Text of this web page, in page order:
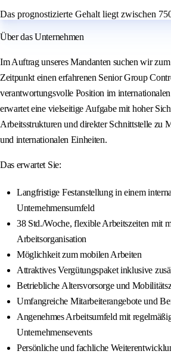
Das prognostizierte Gehalt liegt zwischen
Über das Unternehmen
Im Auftrag unseres Mandanten suchen wir
Zeitpunkt einen erfahrenen Senior Group
verantwortungsvolle Position im
erwartet eine vielseitige Aufgabe mit hoher
Arbeitsstrukturen und direkter Schnittstelle zu
und internationalen Einheiten.
Das erwartet Sie:
Langfristige Festanstellung in einem
Unternehmensumfeld
38 Std./Woche, flexible Arbeitszeiten mit
Arbeitsorganisation
Möglichkeit zum mobilen Arbeiten
Attraktives Vergütungspaket inklusive
Betriebliche Altersvorsorge und
Umfangreiche Mitarbeiterangebote und
Angenehmes Arbeitsumfeld mit
Unternehmensevents
Persönliche und fachliche